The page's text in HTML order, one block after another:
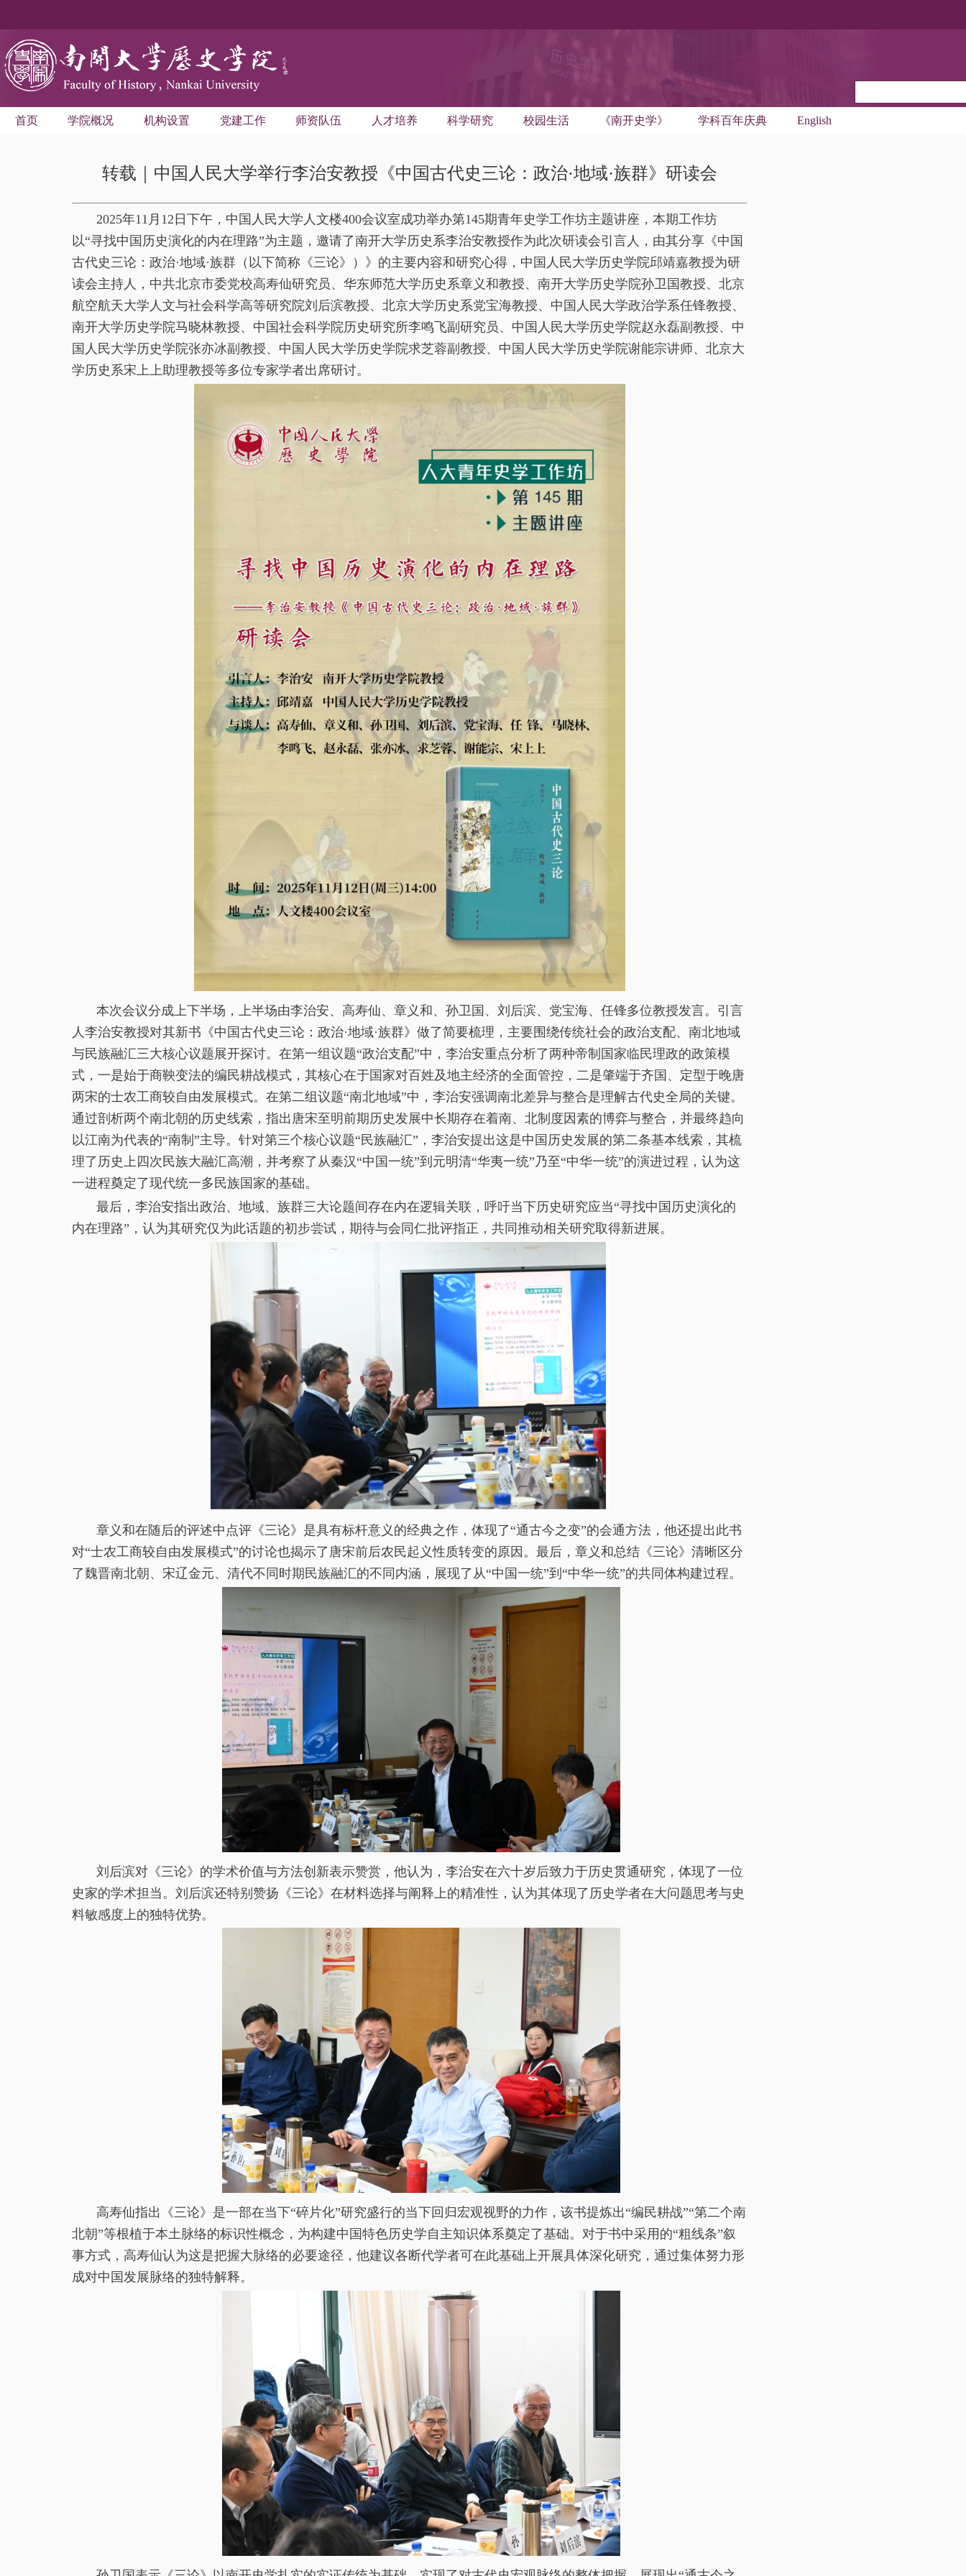
首页 学院概况 机构设置 党建工作 师资队伍 人才培养 科学研究 校园生活 《南开史学》 学科百年庆典 English
转载｜中国人民大学举行李治安教授《中国古代史三论：政治·地域·族群》研读会
2025年11 月 12 日下午，中国人民大学人文楼400会议室成功举办第145期青年史学工作坊主题讲座，本期工作坊
以“寻找中国历史演化的内在理路”为主题，邀请了南开大学历史系李治安教授作为此次研读会引言人，由其分享《中国
古代史三论：政治·地域·族群（以下简称《三论》）》的主要内容和研究心得，中国人民大学历史学院邱靖嘉教授为研
读会主持人，中共北京市委党校高寿仙研究员、华东师范大学历史系章义和教授、南开大学历史学院孙卫国教授、北京
航空航天大学人文与社会科学高等研究院刘后滨教授、北京大学历史系党宝海教授、中国人民大学政治学系任锋教授、
南开大学历史学院马晓林教授、中国社会科学院历史研究所李鸣飞副研究员、中国人民大学历史学院赵永磊副教授、中
国人民大学历史学院张亦冰副教授、中国人民大学历史学院求芝蓉副教授、中国人民大学历史学院谢能宗讲师、北京大
学历史系宋上上助理教授等多位专家学者出席研讨。
本次会议分成上下半场，上半场由李治安、高寿仙、章义和、孙卫国、刘后滨、党宝海、任锋多位教授发言。引言
人李治安教授对其新书《中国古代史三论：政治·地域·族群》做了简要梳理，主要围绕传统社会的政治支配、南北地域
与民族融汇三大核心议题展开探讨。在第一组议题“政治支配”中，李治安重点分析了两种帝制国家临民理政的政策模
式，一是始于商鞅变法的编民耕战模式，其核心在于国家对百姓及地主经济的全面管控，二是肇端于齐国、定型于晚唐
两宋的士农工商较自由发展模式。在第二组议题“南北地域”中，李治安强调南北差异与整合是理解古代史全局的关键。
通过剖析两个南北朝的历史线索，指出唐宋至明前期历史发展中长期存在着南、北制度因素的博弈与整合，并最终趋向
以江南为代表的“南制”主导。针对第三个核心议题“民族融汇”，李治安提出这是中国历史发展的第二条基本线索，其梳
理了历史上四次民族大融汇高潮，并考察了从秦汉“中国一统”到元明清“华夷一统”乃至“中华一统”的演进过程，认为这
一进程奠定了现代统一多民族国家的基础。
最后，李治安指出政治、地域、族群三大论题间存在内在逻辑关联，呼吁当下历史研究应当“寻找中国历史演化的
内在理路”，认为其研究仅为此话题的初步尝试，期待与会同仁批评指正，共同推动相关研究取得新进展。
章义和在随后的评述中点评《三论》是具有标杆意义的经典之作，体现了“通古今之变”的会通方法，他还提出此书
对“士农工商较自由发展模式”的讨论也揭示了唐宋前后农民起义性质转变的原因。最后，章义和总结《三论》清晰区分
了魏晋南北朝、宋辽金元、清代不同时期民族融汇的不同内涵，展现了从“中国一统”到“中华一统”的共同体构建过程。
刘后滨对《三论》的学术价值与方法创新表示赞赏，他认为，李治安在六十岁后致力于历史贯通研究，体现了一位
史家的学术担当。刘后滨还特别赞扬《三论》在材料选择与阐释上的精准性，认为其体现了历史学者在大问题思考与史
料敏感度上的独特优势。
高寿仙指出《三论》是一部在当下“碎片化”研究盛行的当下回归宏观视野的力作，该书提炼出“编民耕战”“第二个南
北朝”等根植于本土脉络的标识性概念，为构建中国特色历史学自主知识体系奠定了基础。对于书中采用的“粗线条”叙
事方式，高寿仙认为这是把握大脉络的必要途径，他建议各断代学者可在此基础上开展具体深化研究，通过集体努力形
成对中国发展脉络的独特解释。